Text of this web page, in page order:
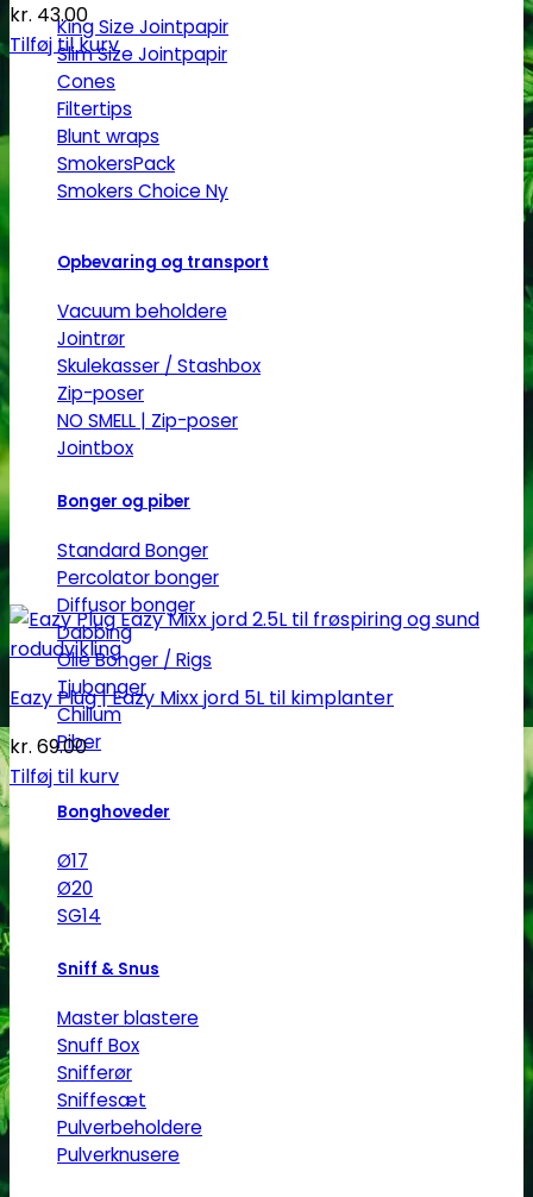
King Size Jointpapir
Slim Size Jointpapir
Cones
Filtertips
Blunt wraps
SmokersPack
Smokers Choice
Opbevaring og transport
Vacuum beholdere
Jointrør
Skulekasser / Stashbox
Zip-poser
NO SMELL | Zip-poser
Jointbox
Bonger og piber
Standard Bonger
Percolator bonger
Diffusor bonger
Dabbing
Olie Bonger / Rigs
Tjubanger
Chillum
Piber
Bonghoveder
Ø17
Ø20
SG14
Sniff & Snus
Master blastere
Snuff Box
Snifferør
Sniffesæt
Pulverbeholdere
Pulverknusere
kr. 43.00
Tilføj til kurv
Eazy Plug | Eazy Mixx jord 5L til kimplanter
kr. 69.00
Tilføj til kurv